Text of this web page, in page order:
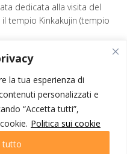
la tua esperienza di
personalizzati e
“Accetta tutti”,
Politica sui cookie
tutto
dedicata alla visita del
tempio Kinkakujin (tempio
trasporta il visitatore in
tra le stanze del
parco esterno.
l’esperienza più viva e
il Mercato Nishiki. Un
di verdure curiose ed